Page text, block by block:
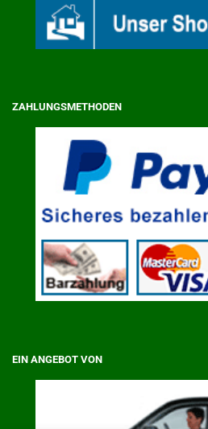
ZAHLUNGSMETHODEN
EIN ANGEBOT VON